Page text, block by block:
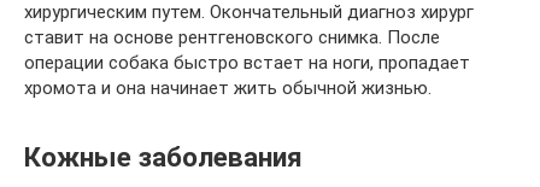
хирургическим путем. Окончательный диагноз хирург
ставит на основе рентгеновского снимка. После
операции собака быстро встает на ноги, пропадает
хромота и она начинает жить обычной жизнью.
Кожные заболевания